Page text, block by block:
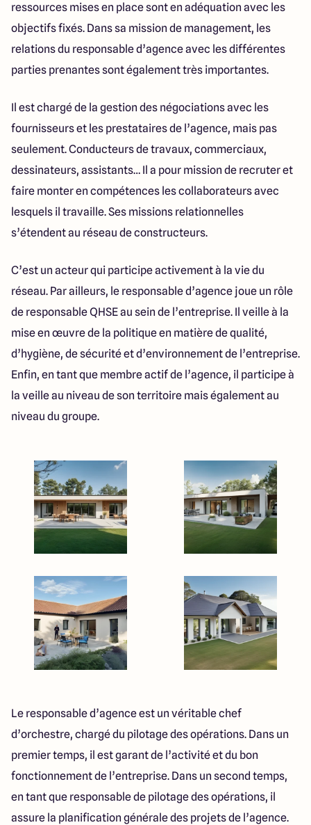
ressources mises en place sont en adéquation avec les
objectifs fixés. Dans sa mission de management, les
relations du responsable d’agence avec les différentes
parties prenantes sont également très importantes.
Il est chargé de la gestion des négociations avec les
fournisseurs et les prestataires de l’agence, mais pas
seulement. Conducteurs de travaux, commerciaux,
dessinateurs, assistants… Il a pour mission de recruter et
faire monter en compétences les collaborateurs avec
lesquels il travaille. Ses missions relationnelles
s’étendent au réseau de constructeurs.
C’est un acteur qui participe activement à la vie du
réseau. Par ailleurs, le responsable d’agence joue un rôle
de responsable QHSE au sein de l’entreprise. Il veille à la
mise en œuvre de la politique en matière de qualité,
d’hygiène, de sécurité et d’environnement de l’entreprise.
Enfin, en tant que membre actif de l’agence, il participe à
la veille au niveau de son territoire mais également au
niveau du groupe.
Le responsable d’agence est un véritable chef
d’orchestre, chargé du pilotage des opérations. Dans un
premier temps, il est garant de l’activité et du bon
fonctionnement de l’entreprise. Dans un second temps,
en tant que responsable de pilotage des opérations, il
assure la planification générale des projets de l’agence.